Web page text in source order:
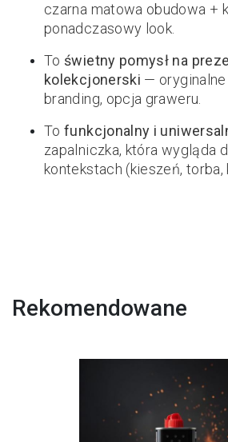
czarna matowa obudowa +
ponadczasowy look.
To świetny pomysł na
kolekcjonerski —
branding, opcja graweru.
Tofunkcjonalny i
zapalniczka, która wygląda
kontekstach (kieszeń,
Rekomendowane